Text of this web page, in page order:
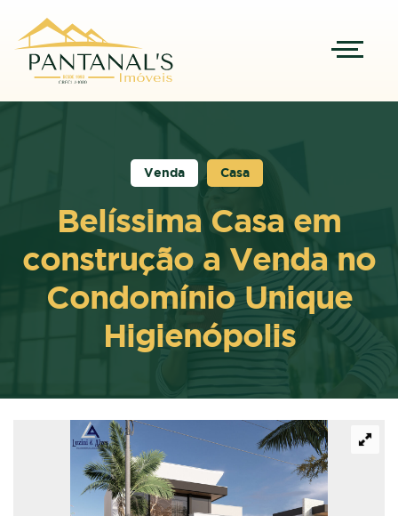
Venda Casa
Belíssima Casa em
construção a Venda no
Condomínio Unique
Higienópolis